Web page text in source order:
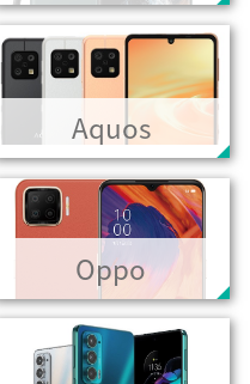
Aquos
Oppo